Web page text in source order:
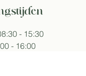
- 15:30
- 16:00